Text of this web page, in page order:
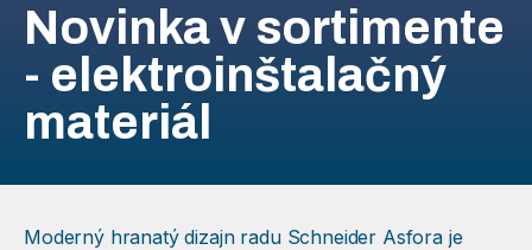
Novinka v sortimente
- elektroinštalačný
materiál
Moderný hranatý dizajn radu Schneider Asfora je